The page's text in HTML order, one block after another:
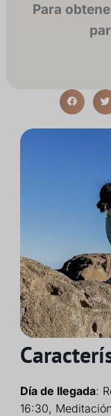
Día de llegada:
16:30,
Para